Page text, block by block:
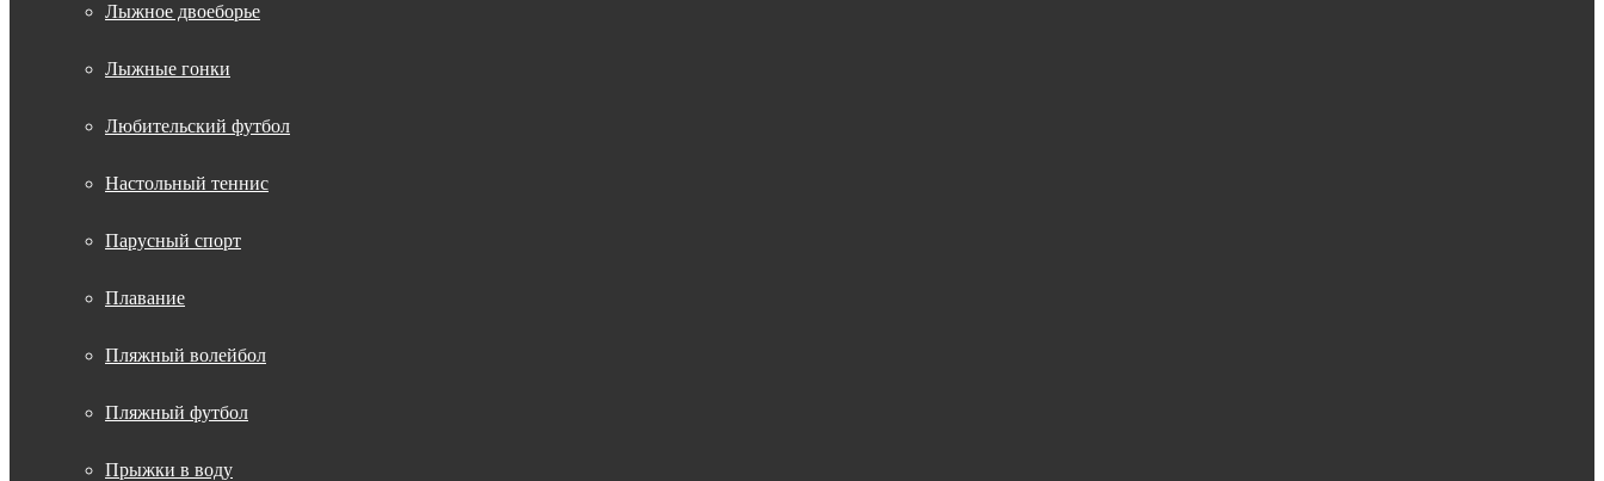
Лыжное двоеборье
Лыжные гонки
Любительский футбол
Настольный теннис
Парусный спорт
Плавание
Пляжный волейбол
Пляжный футбол
Прыжки в воду